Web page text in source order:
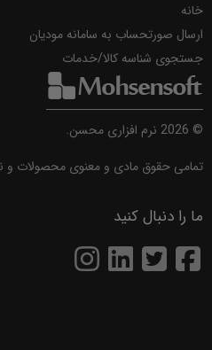
خانه
ارسال صورتحساب به سامانه مودیان
جستجوی شناسه کالا/خدمات
©
2026 نرم افزاری محسن.
تمامی حقوق مادی و معنوی محصولات و
ما را دنبال کنید